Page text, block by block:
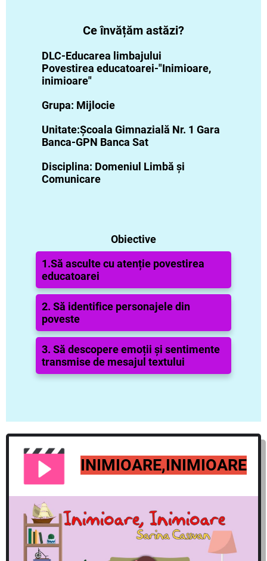
Ce învățăm astăzi?
DLC-Educarea limbajului
Povestirea educatoarei-"Inimioare,
inimioare"
Grupa: Mijlocie
Unitate:Școala Gimnazială Nr. 1 Gara
Banca-GPN Banca Sat
Disciplina: Domeniul Limbă și
Comunicare
Obiective
1.Să asculte cu atenție povestirea
educatoarei
2. Să identifice personajele din
poveste
3. Să descopere emoții și sentimente
transmise de mesajul textului
INIMIOARE,INIMIOARE